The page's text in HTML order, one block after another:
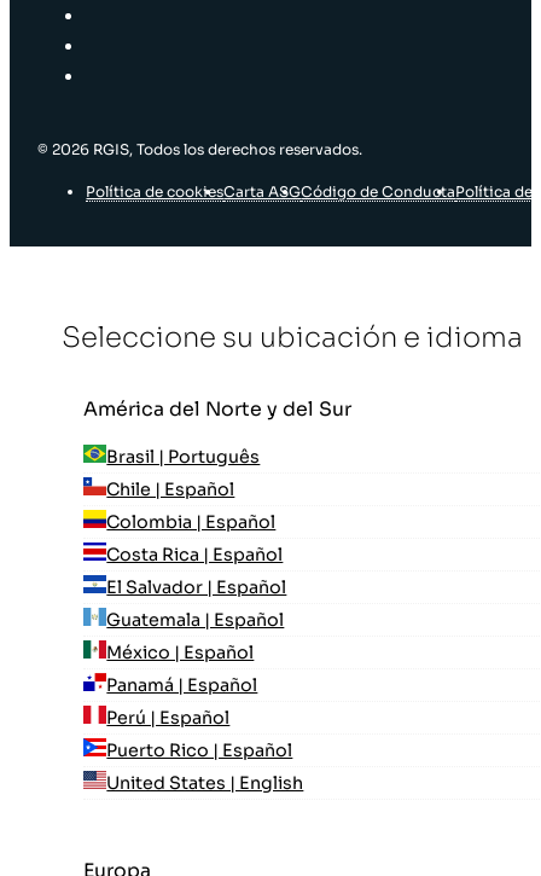
© 2026 RGIS, Todos los derechos reservados.
Política de cookiesCarta ASGCódigo de ConductaPolítica de
Seleccione su ubicación e idioma
América del Norte y del Sur
Brasil | Português
Chile | Español
Colombia | Español
Costa Rica | Español
El Salvador | Español
Guatemala | Español
México | Español
Panamá | Español
Perú | Español
Puerto Rico | Español
United States | English
Europa